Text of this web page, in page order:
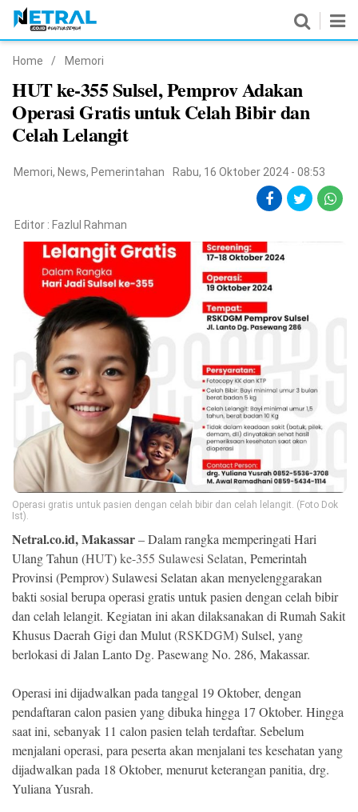
Nasional
Pemerintahan
Politik
Hukrim
Pendidikan
Peristiwa
Olahraga
Ekonomi
Memori
©
Copyright
NETRAL
All
Home / Memori
HUT ke-355 Sulsel, Pemprov Adakan
Operasi Gratis untuk Celah Bibir dan
Celah Lelangit
Memori, News, Pemerintahan Rabu, 16 Oktober 2024 - 08:53
Editor : Fazlul Rahman
Operasi gratis untuk pasien dengan celah bibir dan celah lelangit. (Foto Dok
Ist).
Netral.co.id, Makassar– Dalam rangka memperingati Hari
Ulang Tahun (HUT)ke-355 Sulawesi Selatan, Pemerintah
Provinsi (Pemprov) Sulawesi Selatan akan menyelenggarakan
bakti sosial berupa operasi gratis untuk pasien dengan celah bibir
dan celah lelangit. Kegiatan ini akan dilaksanakan di Rumah Sakit
Khusus Daerah Gigi dan Mulut (RSKDGM) Sulsel, yang
berlokasi di Jalan Lanto Dg. Pasewang No. 286, Makassar.
Operasi ini dijadwalkan pada tanggal 19 Oktober, dengan
pendaftaran calon pasien yang dibuka hingga 17 Oktober. Hingga
saat ini, sebanyak 11 calon pasien telah terdaftar. Sebelum
menjalani operasi, para peserta akan menjalani tes kesehatan yang
dijadwalkan pada 18 Oktober, menurut keterangan panitia, drg.
Yuliana Yusrah.